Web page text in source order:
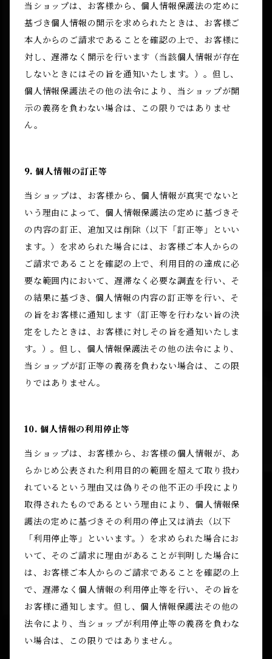
当ショップは、お客様から、個人情報保護法の定めに
基づき個人情報の開示を求められたときは、お客様ご
本人からのご請求であることを確認の上で、お客様に
対し、遅滞なく開示を行います（当該個人情報が存在
しないときにはその旨を通知いたします。）。但し、
個人情報保護法その他の法令により、当ショップが開
示の義務を負わない場合は、この限りではありませ
ん。
9. 個人情報の訂正等
当ショップは、お客様から、個人情報が真実でないと
いう理由によって、個人情報保護法の定めに基づきそ
の内容の訂正、追加又は削除（以下「訂正等」といい
ます。）を求められた場合には、お客様ご本人からの
ご請求であることを確認の上で、利用目的の達成に必
要な範囲内において、遅滞なく必要な調査を行い、そ
の結果に基づき、個人情報の内容の訂正等を行い、そ
の旨をお客様に通知します（訂正等を行わない旨の決
定をしたときは、お客様に対しその旨を通知いたしま
す。）。但し、個人情報保護法その他の法令により、
当ショップが訂正等の義務を負わない場合は、この限
りではありません。
10. 個人情報の利用停止等
当ショップは、お客様から、お客様の個人情報が、あ
らかじめ公表された利用目的の範囲を超えて取り扱わ
れているという理由又は偽りその他不正の手段により
取得されたものであるという理由により、個人情報保
護法の定めに基づきその利用の停止又は消去（以下
「利用停止等」といいます。）を求められた場合にお
いて、そのご請求に理由があることが判明した場合に
は、お客様ご本人からのご請求であることを確認の上
で、遅滞なく個人情報の利用停止等を行い、その旨を
お客様に通知します。但し、個人情報保護法その他の
法令により、当ショップが利用停止等の義務を負わな
い場合は、この限りではありません。